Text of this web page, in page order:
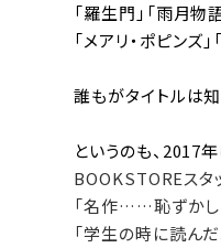
「羅生門」「雨月物語
「メアリ・ポピンズ」
誰もがタイトルは
というのも、2017
BOOKSTOREスタ
「名作……恥ずかし
「学生の時に読ん